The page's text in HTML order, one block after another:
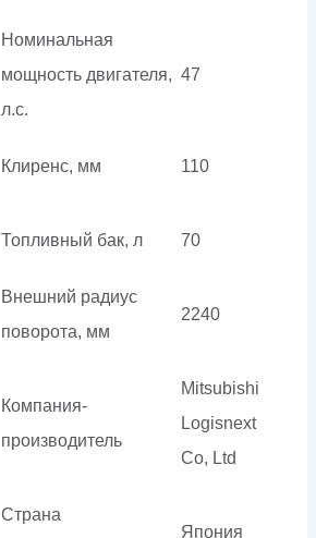
Номинальная
мощность двигателя,
л.с.
47
Клиренс, мм 110
Топливный бак, л 70
Внешний радиус
поворота, мм
2240
Компания-
производитель
Mitsubishi
Logisnext
Co, Ltd
Страна
Япония